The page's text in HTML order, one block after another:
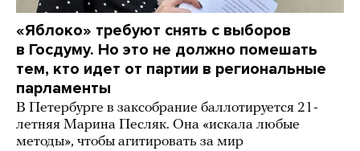
«Яблоко» требуют снять с выборов
в Госдуму. Но это не должно помешать
тем, кто идет от партии в региональные
парламенты
В Петербурге в заксобрание баллотируется 21-
летняя Марина Песляк. Она «искала любые
методы», чтобы агитировать за мир